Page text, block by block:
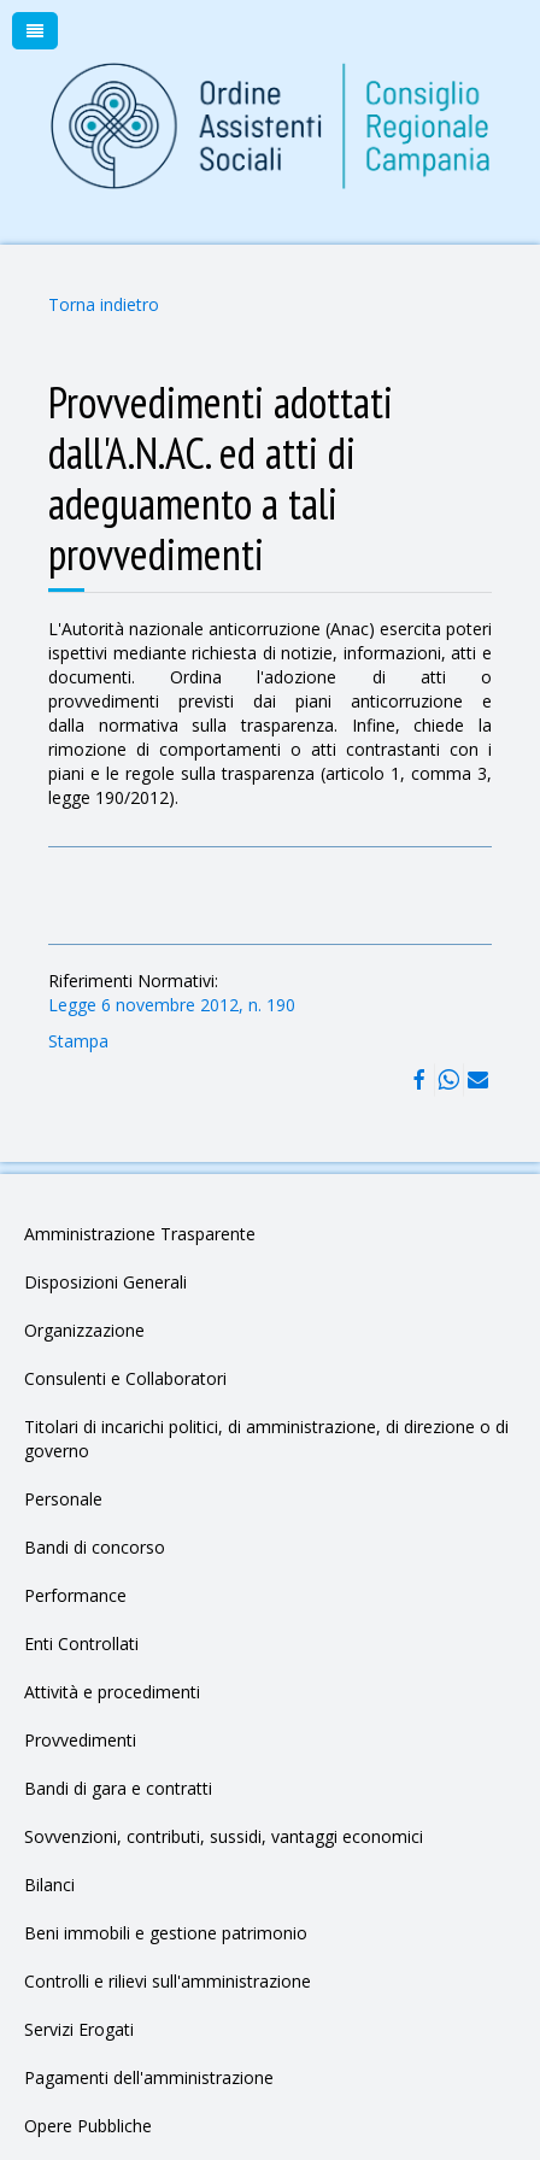
Torna indietro
Provvedimenti adottati
dall'A.N.AC. ed atti di
adeguamento a tali
provvedimenti
L'Autorità nazionale anticorruzione (Anac) esercita poteri
ispettivi mediante richiesta di notizie, informazioni, atti e
documenti. Ordina l'adozione di atti o
provvedimenti previsti dai piani anticorruzione e
dalla normativa sulla trasparenza. Infine, chiede la
rimozione di comportamenti o atti contrastanti con i
piani e le regole sulla trasparenza (articolo 1, comma 3,
legge 190/2012).
Riferimenti Normativi:
Legge 6 novembre 2012, n. 190
Stampa
Amministrazione Trasparente
Disposizioni Generali
Organizzazione
Consulenti e Collaboratori
Titolari di incarichi politici, di amministrazione, di direzione o di
governo
Personale
Bandi di concorso
Performance
Enti Controllati
Attività e procedimenti
Provvedimenti
Bandi di gara e contratti
Sovvenzioni, contributi, sussidi, vantaggi economici
Bilanci
Beni immobili e gestione patrimonio
Controlli e rilievi sull'amministrazione
Servizi Erogati
Pagamenti dell'amministrazione
Opere Pubbliche